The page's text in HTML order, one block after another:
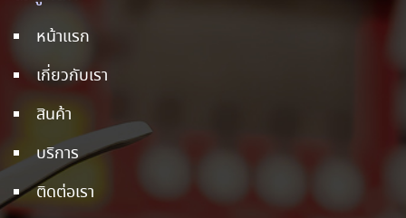
หน้าแรก
เกี่ยวกับเรา
สินค้า
บริการ
ติดต่อเรา